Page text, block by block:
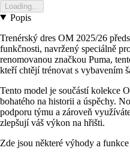
Loading...
Popis
Trenérský dres OM 2025/26
funkčnosti, navržený speciálně
renomovanou značkou Puma,
kteří chtějí trénovat s vybavením
Tento model je součástí kolekce
bohatého na historii a úspěchy.
podporu týmu a zároveň
zlepšují váš výkon na hřišti.
Zde jsou některé výhody a